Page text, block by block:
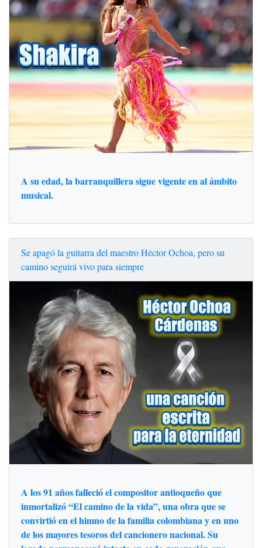
A su edad, la barranquillera sigue vigente en al ámbito
musical.
Se apagó la guitarra del maestro Héctor Ochoa, pero su
camino seguirá vivo para siempre
A los 91 años falleció el compositor antioqueño que
inmortalizó “El camino de la vida”, una obra que se
convirtió en el himno de la familia colombiana y en uno
de los mayores tesoros del cancionero nacional. Su